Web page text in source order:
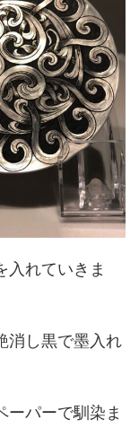
入れていきま
消し黒で墨入れ
ーパーで馴染ま